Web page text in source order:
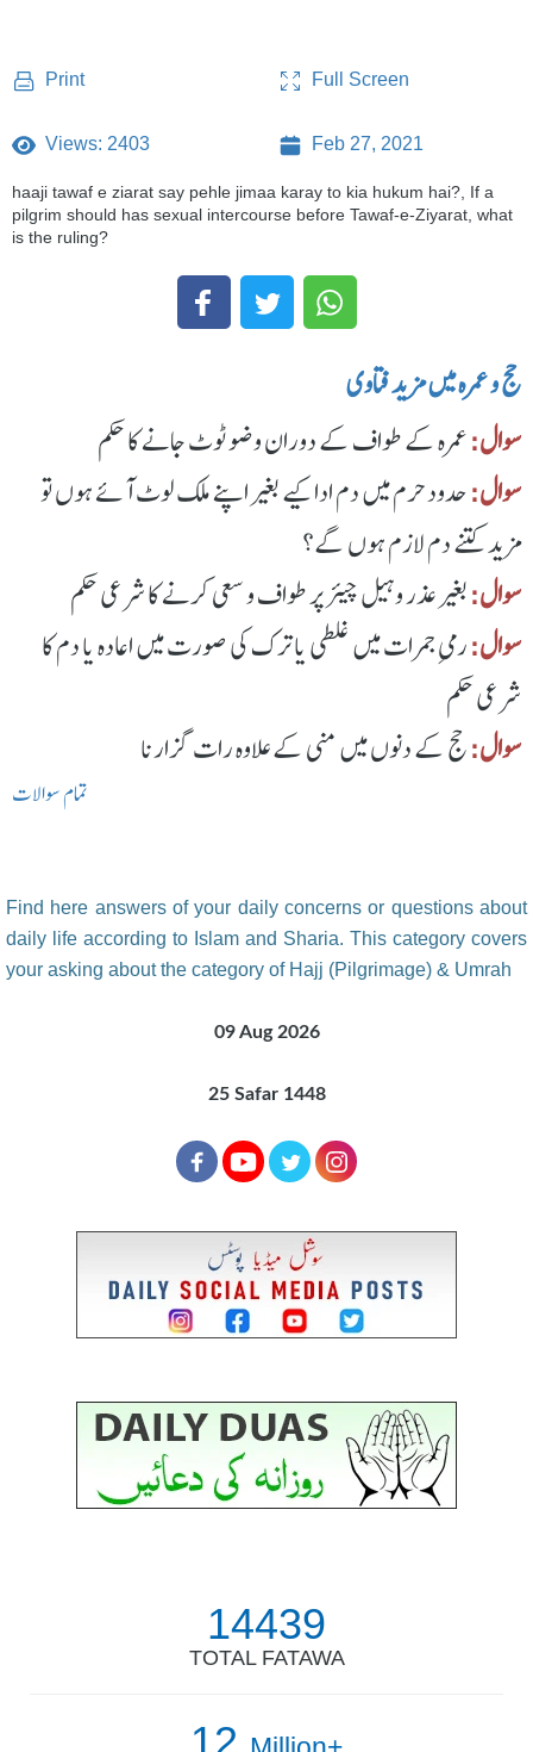
Print Full Screen
Views: 2403 Feb 27, 2021
haaji tawaf e ziarat say pehle jimaa karay to kia hukum hai?, If a
pilgrim should has sexual intercourse before Tawaf-e-Ziyarat, what
is the ruling?
حج و عمرہ میں مزید فتاوی
سوال:عمرہ کے طواف کے دوران وضو ٹوٹ جانے کا حکم
سوال:حدود حرم میں دم ادا کیے بغیر اپنے ملک لوٹ آئے ہوں تو
مزید کتنے دم لازم ہوں گے؟
سوال:بغیر عذر وہیل چیئر پر طواف و سعی کرنے کا شرعی حکم
سوال:رمیِ جمرات میں غلطی یا ترک کی صورت میں اعادہ یا دم کا
شرعی حکم
سوال:حج کے دنوں میں منی کے علاوہ رات گزارنا
تمام سوالات
Find here answers of your daily concerns or questions about
daily life according to Islam and Sharia. This category covers
your asking about the category of Hajj (Pilgrimage) & Umrah
09 Aug 2026
25 Safar 1448
14439
TOTAL FATAWA